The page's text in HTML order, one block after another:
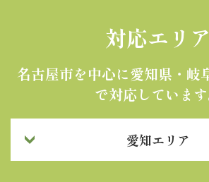
対応エリア
名古屋市を中心に愛知県・岐
で対応しています
愛知エリア